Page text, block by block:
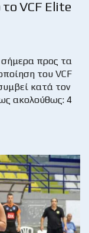
VCF Elite
προς τα
του VCF
κατά τον
ακολούθως: 4